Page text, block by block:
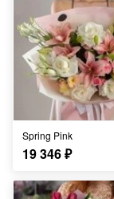
Spring Pink
19 346₽